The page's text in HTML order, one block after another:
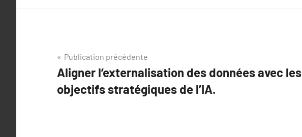
Navigation
de
l’article
Publication précédente
Aligner l’externalisation des données avec les
objectifs stratégiques de l’IA.